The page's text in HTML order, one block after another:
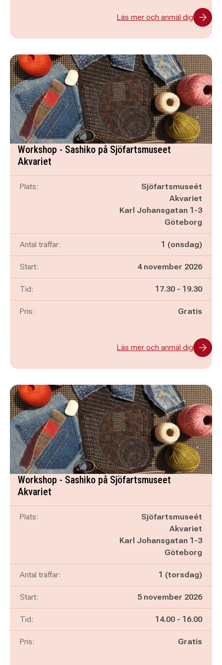
Läs mer och anmäl dig
Workshop - Sashiko på Sjöfartsmuseet
Akvariet
Plats:
Sjöfartsmuseét
Akvariet
Karl Johansgatan 1-3
Göteborg
Antal träffar: 1 (onsdag)
Start: 4 november 2026
Tid: Pågår mellan
17.30 - och
19.30
Pris: Gratis
Läs mer och anmäl dig
Workshop - Sashiko på Sjöfartsmuseet
Akvariet
Plats:
Sjöfartsmuseét
Akvariet
Karl Johansgatan 1-3
Göteborg
Antal träffar: 1 (torsdag)
Start: 5 november 2026
Tid: Pågår mellan
14.00 - och
16.00
Pris: Gratis